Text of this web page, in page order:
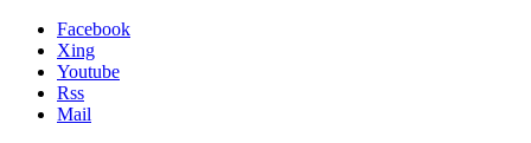
Facebook
Xing
Youtube
Rss
Mail